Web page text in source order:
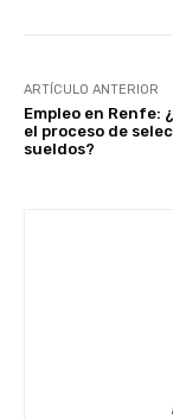
ARTÍCULO ANTERIOR
Empleo en Renfe:
el proceso de
sueldos?